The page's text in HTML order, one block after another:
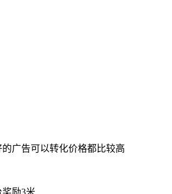
的广告可以转化价格都比较高
励3米